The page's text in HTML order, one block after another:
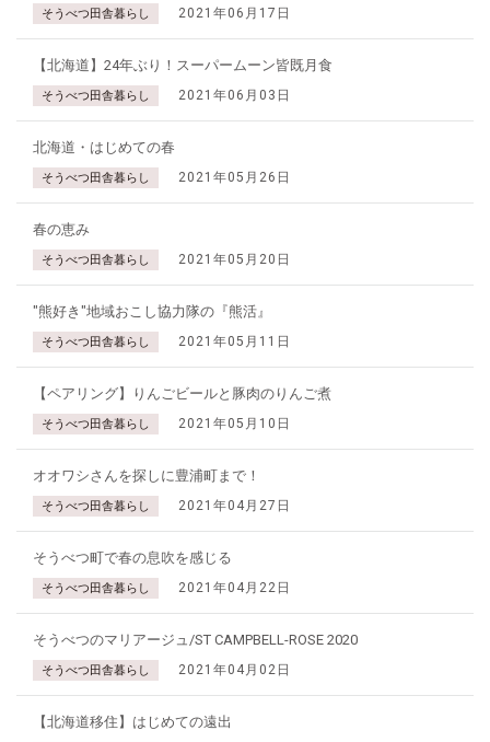
そうべつ田舎暮らし 2021年06月17日
【北海道】24年ぶり！スーパームーン皆既月食
そうべつ田舎暮らし 2021年06月03日
北海道・はじめての春
そうべつ田舎暮らし 2021年05月26日
春の恵み
そうべつ田舎暮らし 2021年05月20日
"熊好き"地域おこし協力隊の『熊活』
そうべつ田舎暮らし 2021年05月11日
【ペアリング】りんごビールと豚肉のりんご煮
そうべつ田舎暮らし 2021年05月10日
オオワシさんを探しに豊浦町まで！
そうべつ田舎暮らし 2021年04月27日
そうべつ町で春の息吹を感じる
そうべつ田舎暮らし 2021年04月22日
そうべつのマリアージュ/ST CAMPBELL-ROSE 2020
そうべつ田舎暮らし 2021年04月02日
【北海道移住】はじめての遠出